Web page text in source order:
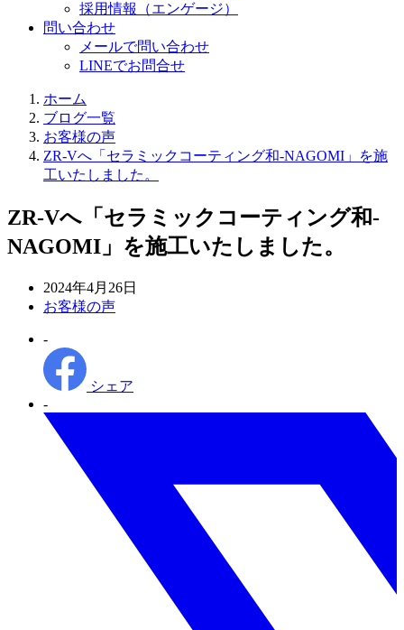
採用情報（エンゲージ）
問い合わせ
メールで問い合わせ
LINEでお問合せ
ホーム
ブログ一覧
お客様の声
ZR-Vへ「セラミックコーティング和-NAGOMI」を施
工いたしました。
ZR-Vへ「セラミックコーティング和-
NAGOMI」を施工いたしました。
投
稿
2024年4月26日
カ
ゴ
リ
ー
お客様の声
-
シェア
-